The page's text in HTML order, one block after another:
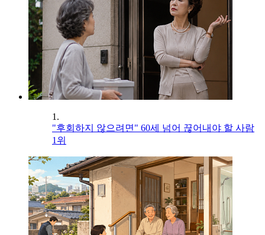
1.
"후회하지 않으려면" 60세 넘어 끊어내야 할 사람
1위